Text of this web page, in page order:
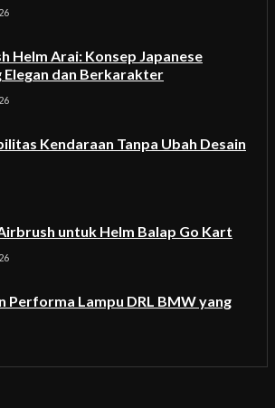
Helm Arai: Konsep Japanese
dan Berkarakter
Kendaraan Tanpa Ubah Desain
untuk Helm Balap Go Kart
Performa Lampu DRL BMW yang